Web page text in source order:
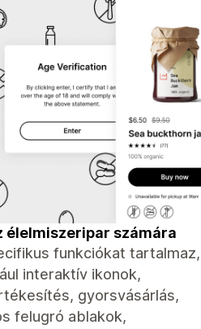
élelmiszeripar számára
funkciókat tartalmaz,
interaktív ikonok,
gyorsvásárlás,
felugró ablakok,